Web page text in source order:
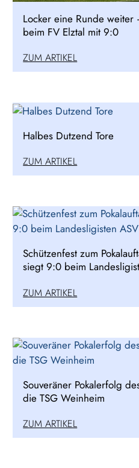
Locker eine Runde
beim FV Elztal mit 9:0
ZUM ARTIKEL
Halbes Dutzend Tore
ZUM ARTIKEL
Schützenfest zum
siegt 9:0 beim
ZUM ARTIKEL
Souveräner Pokalerfolg
die TSG Weinheim
ZUM ARTIKEL